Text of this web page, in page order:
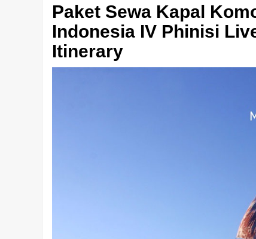
Paket Sewa Kapal
Indonesia IV Phinisi
Itinerary